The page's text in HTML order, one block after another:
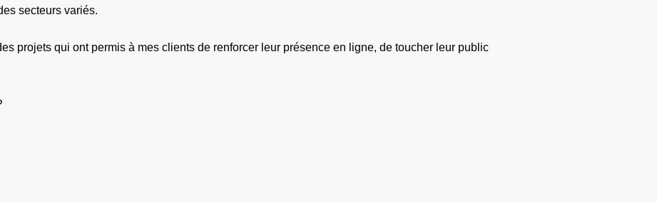
secteurs variés.
projets qui ont permis à mes clients de renforcer leur présence en ligne, de toucher leur public